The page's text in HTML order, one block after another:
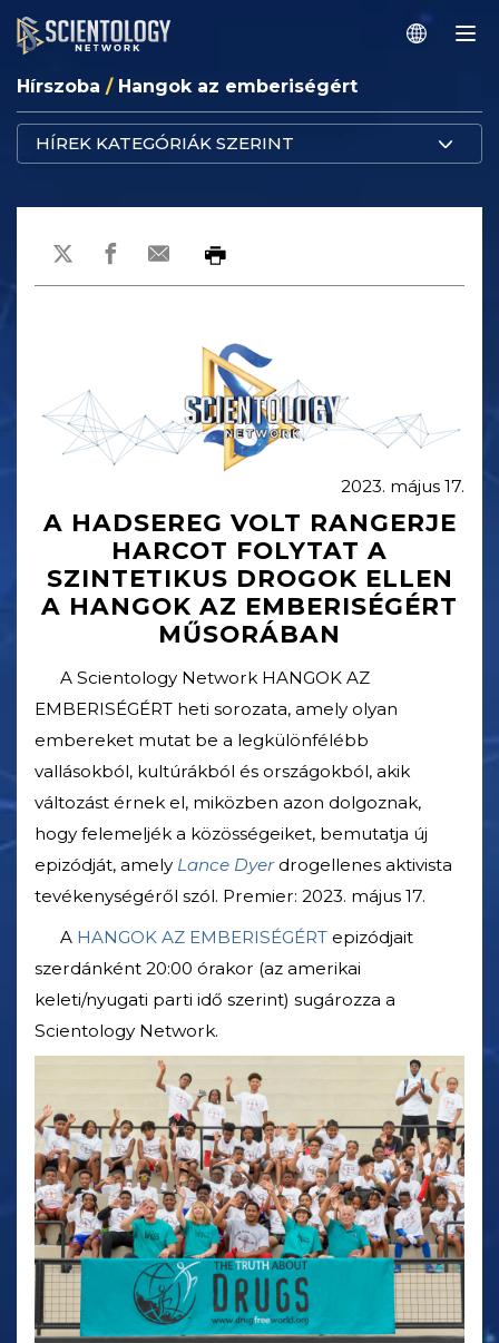
Hírszoba / Hangok az emberiségért
HÍREK KATEGÓRIÁK SZERINT
2023. május 17.
A HADSEREG VOLT RANGERJE
HARCOT FOLYTAT A
SZINTETIKUS DROGOK ELLEN
A HANGOK AZ EMBERISÉGÉRT
MŰSORÁBAN
A Scientology Network HANGOK AZ
EMBERISÉGÉRT heti sorozata, amely olyan
embereket mutat be a legkülönfélébb
vallásokból, kultúrákból és országokból, akik
változást érnek el, miközben azon dolgoznak,
hogy felemeljék a közösségeiket, bemutatja új
epizódját, amely Lance Dyerdrogellenes aktivista
tevékenységéről szól. Premier: 2023. május 17.
A HANGOK AZ EMBERISÉGÉRT epizódjait
szerdánként 20:00 órakor (az amerikai
keleti/nyugati parti idő szerint) sugározza a
Scientology Network.